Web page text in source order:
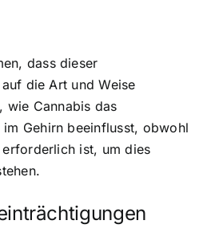
dass dieser
die Art und Weise
wie Cannabis das
im Gehirn beeinflusst, obwohl
ist, um dies